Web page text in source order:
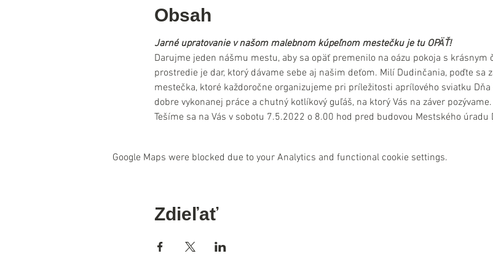
Obsah
Jarné upratovanie v našom malebnom kúpeľnom mestečku je tu OPÄŤ!
Darujme jeden nášmu mestu, aby sa opäť premenilo na oázu pokoja s
prostredie je dar, ktorý dávame sebe aj našim deťom. Milí Dudinčania, poďte sa
mestečka, ktoré každoročne organizujeme pri príležitosti aprílového sviatku Dňa
dobre vykonanej práce a chutný kotlíkový guľáš, na ktorý Vás na záver pozývame.
Tešíme sa na Vás v sobotu 7.5.2022 o 8.00 hod pred budovou Mestského úradu
Google Maps were blocked due to your Analytics and functional cookie settings.
Zdieľať